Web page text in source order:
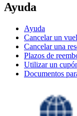
Ayuda
Ayuda
Cancelar un
Cancelar una
Plazos de
Utilizar un
Documentos